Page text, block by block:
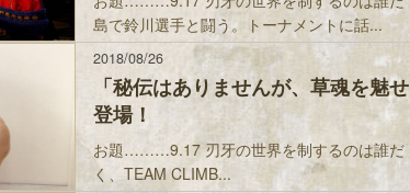
島で鈴川選手と闘う。トーナメントに話...
2018/08/26
「秘伝はありませんが、草魂を魅
登場！
お題………9.17 刃牙の世界を制するのは誰
く、TEAM CLIMB...